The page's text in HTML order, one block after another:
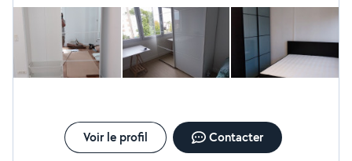
pose de carrelage:changer jointss selicone
baignoire,reparations volets roulants:
Voir le profil Contacter